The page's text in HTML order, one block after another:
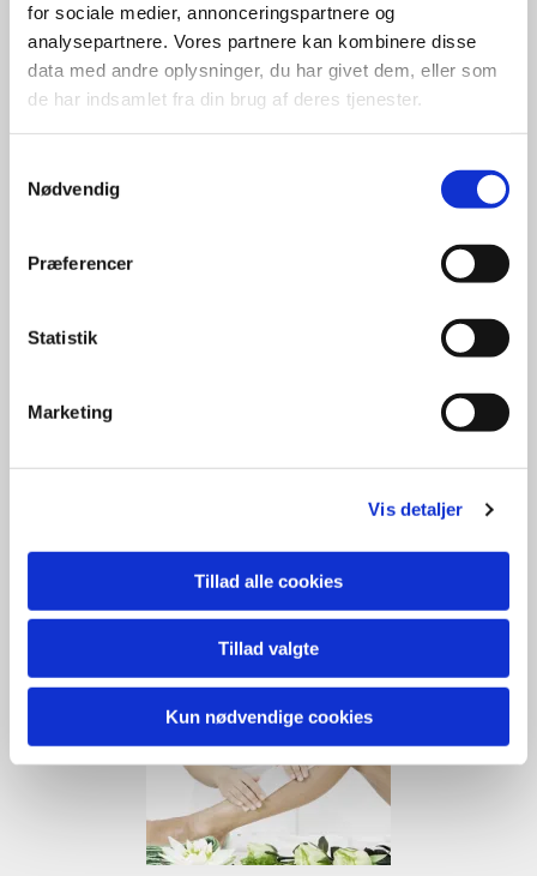
for sociale medier, annonceringspartnere og
analysepartnere. Vores partnere kan kombinere disse
data med andre oplysninger, du har givet dem, eller som
de har indsamlet fra din brug af deres tjenester.
Nødvendig
Præferencer
Statistik
Marketing
Vis detaljer
Tillad alle cookies
Tillad valgte
Kun nødvendige cookies
Ansigtsbehandlinger
Behandlinger og priser
Behandlinger og priser